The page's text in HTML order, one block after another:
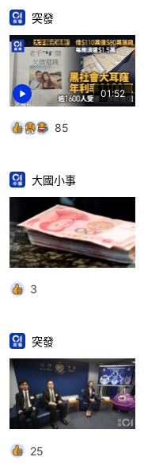
01:52
突發
85
大國小事
3
突發
25